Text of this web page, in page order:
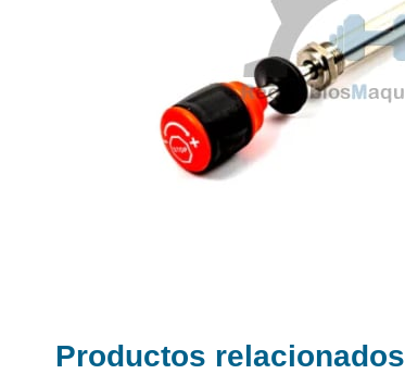
Productos relacionados